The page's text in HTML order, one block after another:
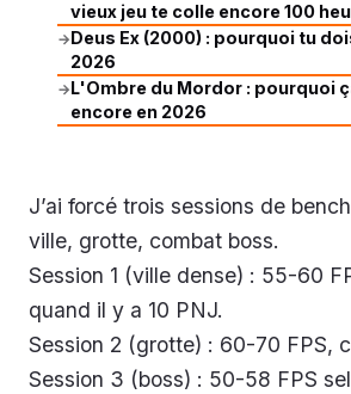
vieux jeu te colle encore 100
→ Deus Ex (2000) : pourquoi tu
2026
→ L'Ombre du Mordor : pourquoi
encore en 2026
J’ai forcé trois sessions de
ville, grotte, combat boss.
Session 1 (ville dense) : 55-60
quand il y a 10 PNJ.
Session 2 (grotte) : 60-70 FPS,
Session 3 (boss) : 50-58 FPS